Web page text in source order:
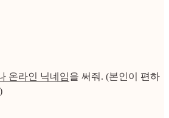
온라인 닉네임을 써줘. (본인이 편하